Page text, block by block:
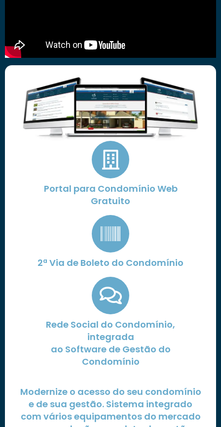
Portal para Condomínio Web
Gratuito
2ª Via de Boleto do Condomínio
Rede Social do Condomínio,
integrada
ao Software de Gestão do
Condomínio
Modernize o acesso do seu condomínio
e de sua gestão. Sistema integrado
com vários equipamentos do mercado